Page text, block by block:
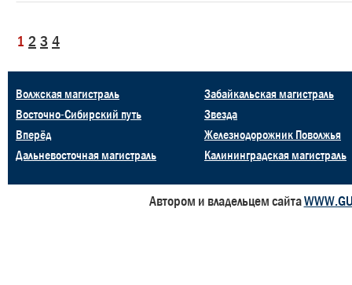
1 2 3 4
Волжская магистраль
Восточно-Сибирский путь
Вперёд
Дальневосточная магистраль
Забайкальская магистраль
Звезда
Железнодорожник Поволжья
Калининградская магистраль
Автором и владельцем сайта